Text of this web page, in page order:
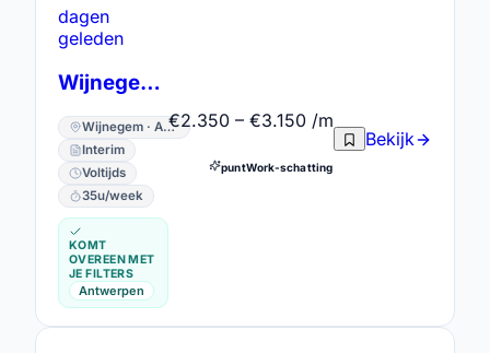
dagen
geleden
Wijnegem Damart Assistant Shopmanager
Wijnegem · Antwerpen
Interim
Voltijds
35u/week
KOMT
OVEREEN MET
JE FILTERS
Antwerpen
€2.350 – €3.150 /m
puntWork-schatting
Bekijk